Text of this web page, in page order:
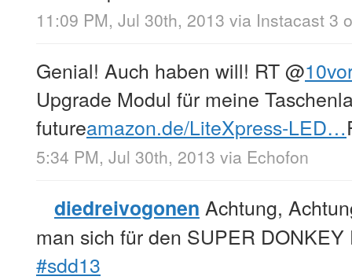
11:09 PM, Jul 30th, 2013 via Instacast 3
Genial! Auch haben will! RT@
Upgrade Modul für meine
futureamazon.de/LiteXpress-LED…
5:34 PM, Jul 30th, 2013 via Echofon
diedreivogonen Achtung,
man sich für den SUPER DONKEY
#sdd13